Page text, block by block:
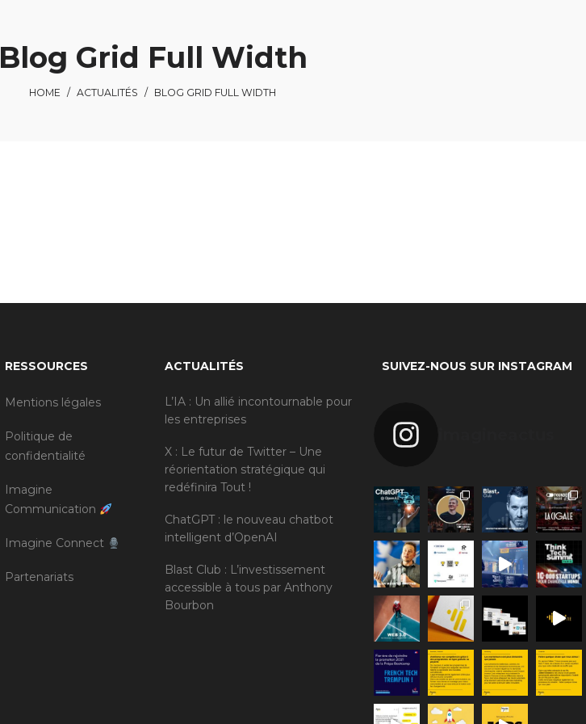
Blog Grid Full Width
HOME / ACTUALITÉS / BLOG GRID FULL WIDTH
RESSOURCES
Mentions légales
Politique de
confidentialité
Imagine
Communication
Imagine Connect
Partenariats
ACTUALITÉS
L’IA : Un allié incontournable pour
les entreprises
X : Le futur de Twitter – Une
réorientation stratégique qui
redéfinira Tout !
ChatGPT : le nouveau chatbot
intelligent d’OpenAI
Blast Club : L’investissement
accessible à tous par Anthony
Bourbon
SUIVEZ-NOUS SUR INSTAGRAM